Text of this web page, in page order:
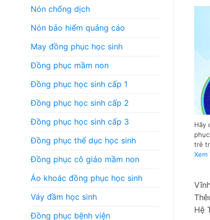
Nón chống dịch
Nón bảo hiểm quảng cáo
May đồng phục học sinh
Đồng phục mầm non
Đồng phục học sinh cấp 1
Đồng phục học sinh cấp 2
Đồng phục học sinh cấp 3
Đồng phục thể dục học sinh
Đồng phục cô giáo mầm non
Áo khoác đồng phục học sinh
Váy đầm học sinh
Đồng phục bệnh viện
Hãy
trẻ
Xem
Hệ